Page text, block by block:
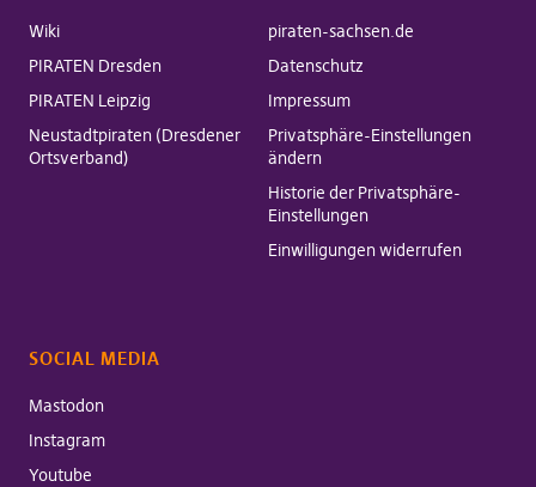
Wiki
PIRATEN Dresden
PIRATEN Leipzig
Neustadtpiraten (Dresdener
Ortsverband)
piraten-sachsen.de
Datenschutz
Impressum
Privatsphäre-Einstellungen
ändern
Historie der Privatsphäre-
Einstellungen
Einwilligungen widerrufen
SOCIAL MEDIA
Mastodon
Instagram
Youtube